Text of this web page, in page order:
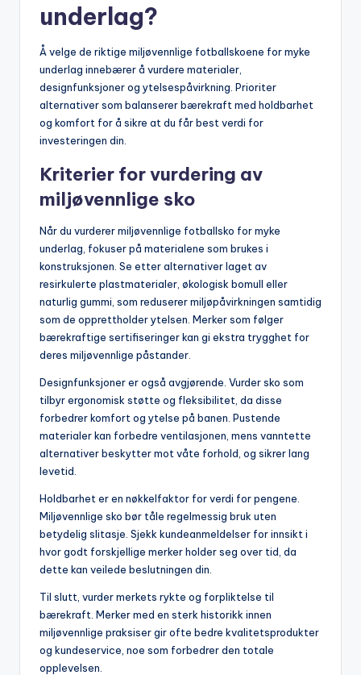
underlag?
Å velge de riktige miljøvennlige fotballskoene for myke
underlag innebærer å vurdere materialer,
designfunksjoner og ytelsespåvirkning. Prioriter
alternativer som balanserer bærekraft med holdbarhet
og komfort for å sikre at du får best verdi for
investeringen din.
Kriterier for vurdering av
miljøvennlige sko
Når du vurderer miljøvennlige fotballsko for myke
underlag, fokuser på materialene som brukes i
konstruksjonen. Se etter alternativer laget av
resirkulerte plastmaterialer, økologisk bomull eller
naturlig gummi, som reduserer miljøpåvirkningen samtidig
som de opprettholder ytelsen. Merker som følger
bærekraftige sertifiseringer kan gi ekstra trygghet for
deres miljøvennlige påstander.
Designfunksjoner er også avgjørende. Vurder sko som
tilbyr ergonomisk støtte og fleksibilitet, da disse
forbedrer komfort og ytelse på banen. Pustende
materialer kan forbedre ventilasjonen, mens vanntette
alternativer beskytter mot våte forhold, og sikrer lang
levetid.
Holdbarhet er en nøkkelfaktor for verdi for pengene.
Miljøvennlige sko bør tåle regelmessig bruk uten
betydelig slitasje. Sjekk kundeanmeldelser for innsikt i
hvor godt forskjellige merker holder seg over tid, da
dette kan veilede beslutningen din.
Til slutt, vurder merkets rykte og forpliktelse til
bærekraft. Merker med en sterk historikk innen
miljøvennlige praksiser gir ofte bedre kvalitetsprodukter
og kundeservice, noe som forbedrer den totale
opplevelsen.